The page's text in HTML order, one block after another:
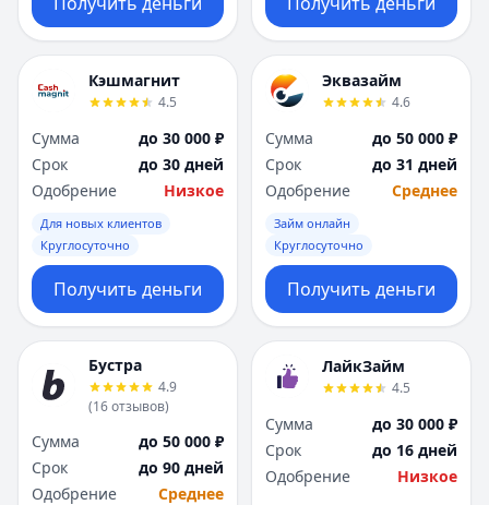
Кэшмагнит
4.5
Сумма
до 30 000 ₽
Срок
до 30 дней
Одобрение
Низкое
Для новых клиентов
Круглосуточно
Получить деньги
Эквазайм
4.6
Сумма
до 50 000 ₽
Срок
до 31 дней
Одобрение
Среднее
Займ онлайн
Круглосуточно
Получить деньги
Бустра
4.9
(16отзывов)
Сумма
до 50 000 ₽
Срок
до 90 дней
Одобрение
Среднее
ЛайкЗайм
4.5
Сумма
до 30 000 ₽
Срок
до 16 дней
Одобрение
Низкое